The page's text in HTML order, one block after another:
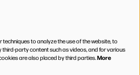
techniques to analyze the use of the website, to
party content such as videos, and for various
are also placed by third parties.More